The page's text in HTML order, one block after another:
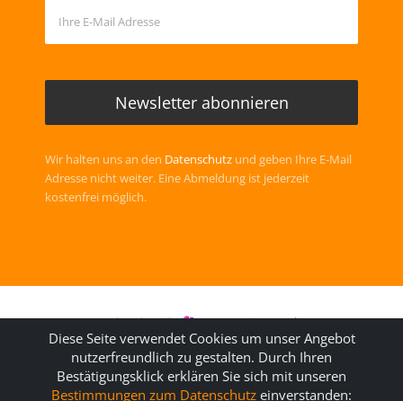
Wir halten uns an den Datenschutz und geben Ihre E-Mail
Adresse nicht weiter. Eine Abmeldung ist jederzeit
kostenfrei möglich.
Handmade with
Community Template
© 2006 (kathTreff) -2026 Gudrun Kugler
Diese Seite verwendet Cookies um unser Angebot
nutzerfreundlich zu gestalten. Durch Ihren
Bestätigungsklick erklären Sie sich mit unseren
Bestimmungen zum Datenschutz einverstanden: